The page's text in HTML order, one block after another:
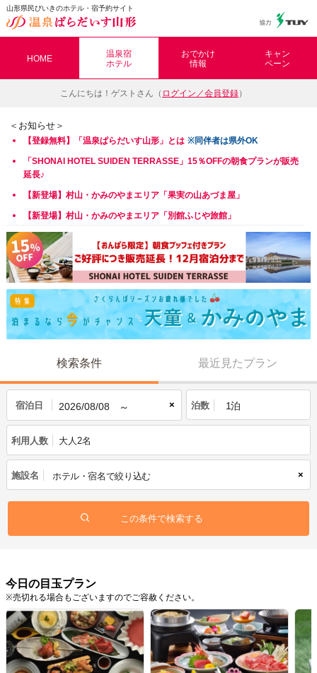
山形県民びいきのホテル・宿予約サイト
HOME
温泉宿
ホテル
おでかけ
情報
キャン
ペーン
こんにちは！ ゲストさん（ ログイン／会員登録）
＜お知らせ＞
【登録無料】「温泉ぱらだいす山形」とは ※同伴者は県外OK
「SHONAI HOTEL SUIDEN TERRASSE」15％OFFの朝食プランが販売
延長♪
【新登場】村山・かみのやまエリア「果実の山あづま屋」
【新登場】村山・かみのやまエリア「別館ふじや旅館」
検索条件 最近見たプラン
宿泊日 × 泊数
利用人数 大人2名
施設名 ×
今日の目玉プラン
※売切れる場合もございますのでご容赦ください。